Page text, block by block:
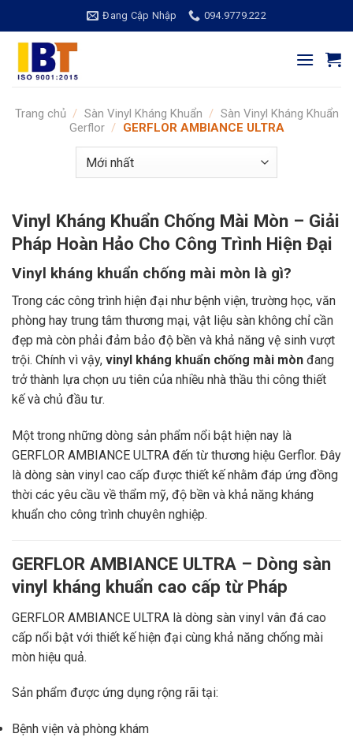
qua
dung
Đang Cập Nhập 094.9779.222
Trang chủ / Sàn Vinyl Kháng Khuẩn / Sàn Vinyl Kháng Khuẩn
Gerflor / GERFLOR AMBIANCE ULTRA
Vinyl Kháng Khuẩn Chống Mài Mòn – Giải
Pháp Hoàn Hảo Cho Công Trình Hiện Đại
Vinyl kháng khuẩn chống mài mòn là gì?
Trong các công trình hiện đại như bệnh viện, trường học, văn
phòng hay trung tâm thương mại, vật liệu sàn không chỉ cần
đẹp mà còn phải đảm bảo độ bền và khả năng vệ sinh vượt
trội. Chính vì vậy, vinyl kháng khuẩn chống mài mòn đang
trở thành lựa chọn ưu tiên của nhiều nhà thầu thi công thiết
kế và chủ đầu tư.
Một trong những dòng sản phẩm nổi bật hiện nay là
GERFLOR AMBIANCE ULTRA đến từ thương hiệu Gerflor. Đây
là dòng sàn vinyl cao cấp được thiết kế nhằm đáp ứng đồng
thời các yêu cầu về thẩm mỹ, độ bền và khả năng kháng
khuẩn cho công trình chuyên nghiệp.
GERFLOR AMBIANCE ULTRA – Dòng sàn
vinyl kháng khuẩn cao cấp từ Pháp
GERFLOR AMBIANCE ULTRA là dòng sàn vinyl vân đá cao
cấp nổi bật với thiết kế hiện đại cùng khả năng chống mài
mòn hiệu quả.
Sản phẩm được ứng dụng rộng rãi tại:
Bệnh viện và phòng khám